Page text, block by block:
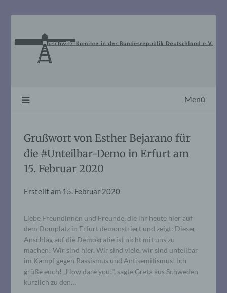
Menü
Grußwort von Esther Bejarano für
die #Unteilbar-Demo in Erfurt am
15. Februar 2020
Erstellt am 15. Februar 2020
Liebe Freundinnen und Freunde, die ihr heute hier auf
dem Domplatz in Erfurt demonstriert und zeigt: Dieser
Anschlag auf die Demokratie ist nicht mit uns zu
machen! Wir sind hier. Wir sind viele. wir sind unteilbar
im Kampf gegen Rassismus und Antisemitismus! Ich
grüße euch! „How dare you!“, sagte Greta aus Schweden
kürzlich zu den…